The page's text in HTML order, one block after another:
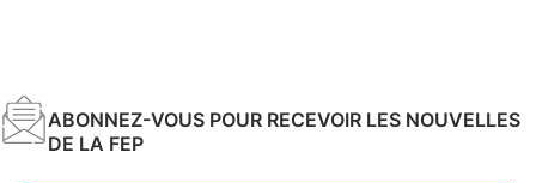
ABONNEZ-VOUS POUR RECEVOIR LES NOUVELLES
DE LA FEP